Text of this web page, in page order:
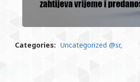
Categories: Uncategorized @sr